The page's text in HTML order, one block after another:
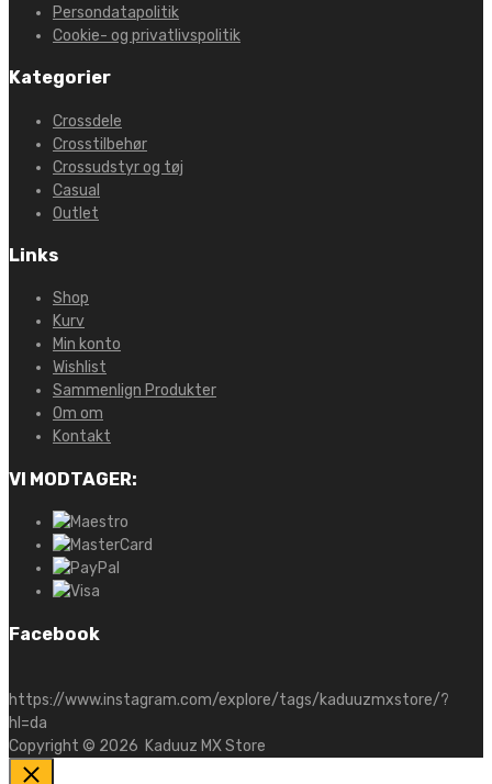
Persondatapolitik
Cookie- og privatlivspolitik
Kategorier
Crossdele
Crosstilbehør
Crossudstyr og tøj
Casual
Outlet
Links
Shop
Kurv
Min konto
Wishlist
Sammenlign Produkter
Om om
Kontakt
VI MODTAGER:
Facebook
https://www.instagram.com/explore/tags/kaduuzmxstore/?
hl=da
Copyright © 2026 Kaduuz MX Store